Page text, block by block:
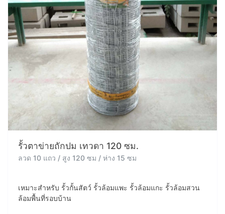
รั้วตาข่ายถักปม เทวดา 120 ซม.
ลวด 10 แถว / สูง 120 ซม / ห่าง 15 ซม
เหมาะสำหรับ รั้วกั้นสัตว์ รั้วล้อมแพะ รั้วล้อมแกะ รั้วล้อมสวน
ล้อมพื้นที่รอบบ้าน